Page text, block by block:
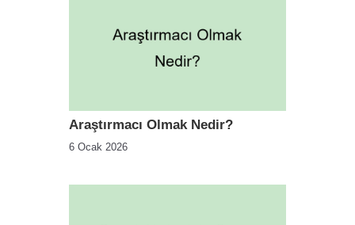
Araştırmacı Olmak Nedir?
6 Ocak 2026